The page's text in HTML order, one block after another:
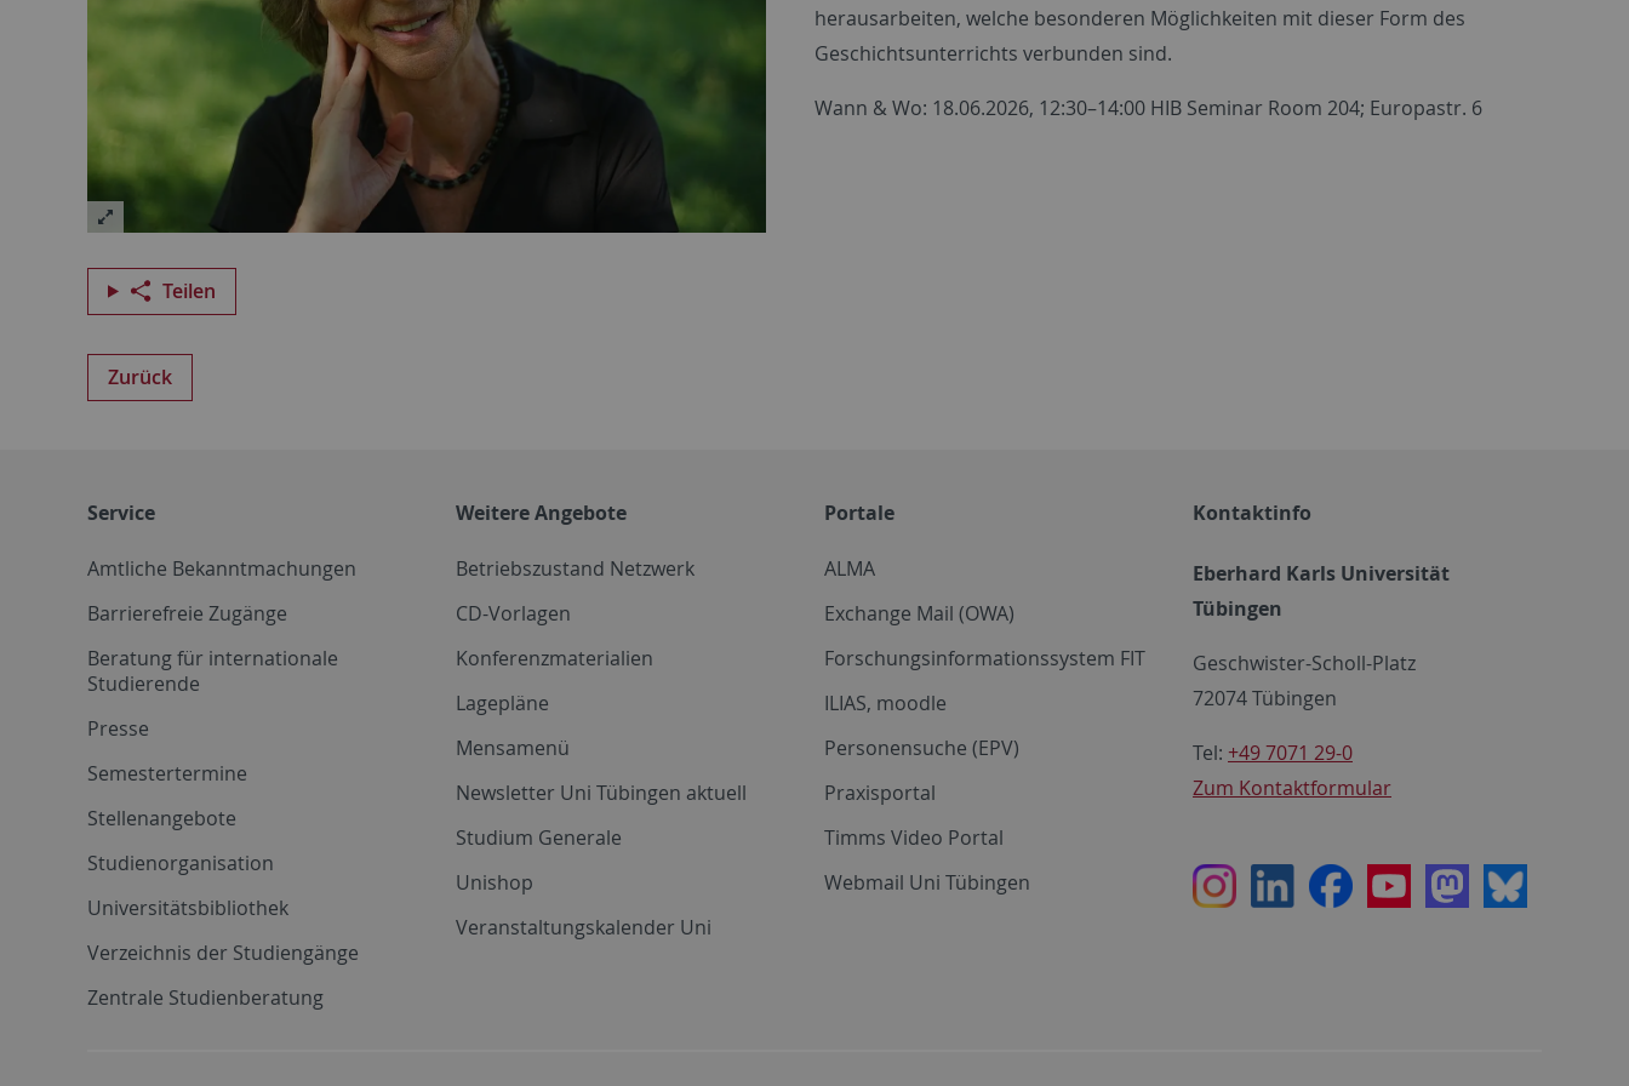
herausarbeiten, welche besonderen Möglichkeiten mit dieser Form des
Geschichtsunterrichts verbunden sind.
Wann & Wo: 18.06.2026, 12:30–14:00 HIB Seminar Room 204; Europastr. 6
Teilen
Zurück
Service
Amtliche Bekanntmachungen
Barrierefreie Zugänge
Beratung für internationale
Studierende
Presse
Semestertermine
Stellenangebote
Studienorganisation
Universitätsbibliothek
Verzeichnis der Studiengänge
Zentrale Studienberatung
Weitere Angebote
Betriebszustand Netzwerk
CD-Vorlagen
Konferenzmaterialien
Lagepläne
Mensamenü
Newsletter Uni Tübingen aktuell
Studium Generale
Unishop
Veranstaltungskalender Uni
Portale
ALMA
Exchange Mail (OWA)
Forschungsinformationssystem FIT
ILIAS, moodle
Personensuche (EPV)
Praxisportal
Timms Video Portal
Webmail Uni Tübingen
Kontaktinfo
Eberhard Karls Universität
Tübingen
Geschwister-Scholl-Platz
72074 Tübingen
Tel: +49 7071 29-0
Zum Kontaktformular
InstagramLinkedInFacebookYoutubeMastodon
Bluesky